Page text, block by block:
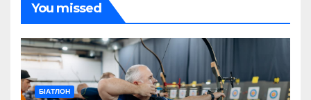
You missed
БІАТЛОН